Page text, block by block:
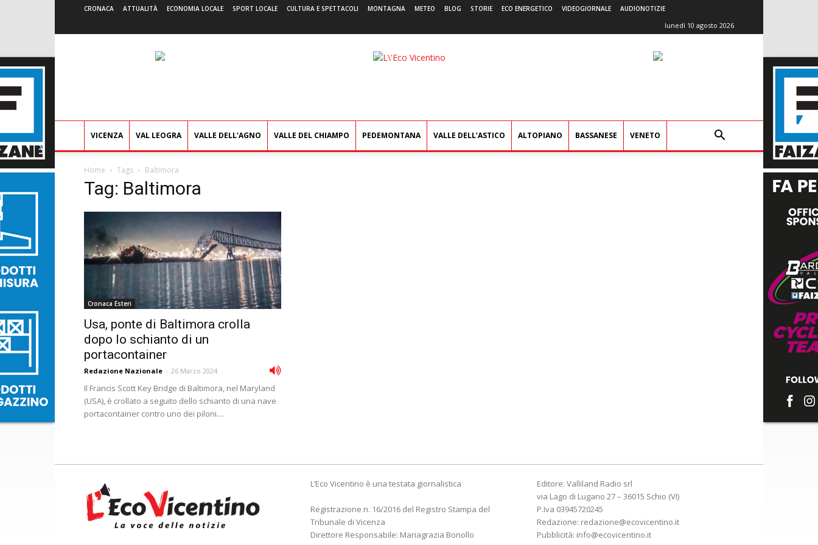
CRONACA ATTUALITÀ ECONOMIA LOCALE SPORT LOCALE CULTURA E SPETTACOLI MONTAGNA METEO BLOG STORIE ECO ENERGETICO VIDEOGIORNALE AUDIONOTIZIE
lunedì 10 agosto 2026
L'Eco
VICENZA VAL LEOGRA VALLE DELL’AGNO VALLE DEL CHIAMPO PEDEMONTANA VALLE DELL’ASTICO ALTOPIANO BASSANESE VENETO
Home Tags Baltimora
Tag: Baltimora
Cronaca Esteri
Usa, ponte di Baltimora crolla
dopo lo schianto di un
portacontainer
Redazione Nazionale - 26 Marzo 2024
Il Francis Scott Key Bridge di Baltimora, nel Maryland
(USA), è crollato a seguito dello schianto di una nave
portacontainer contro uno dei piloni....
L’Eco Vicentino è una testata giornalistica
Registrazione n. 16/2016 del Registro Stampa del
Tribunale di Vicenza
Direttore Responsabile: Mariagrazia Bonollo
Editore: Valliland Radio srl
via Lago di Lugano 27 – 36015 Schio (VI)
P.Iva 03945720245
Redazione: redazione@ecovicentino.it
Pubblicità: info@ecovicentino.it